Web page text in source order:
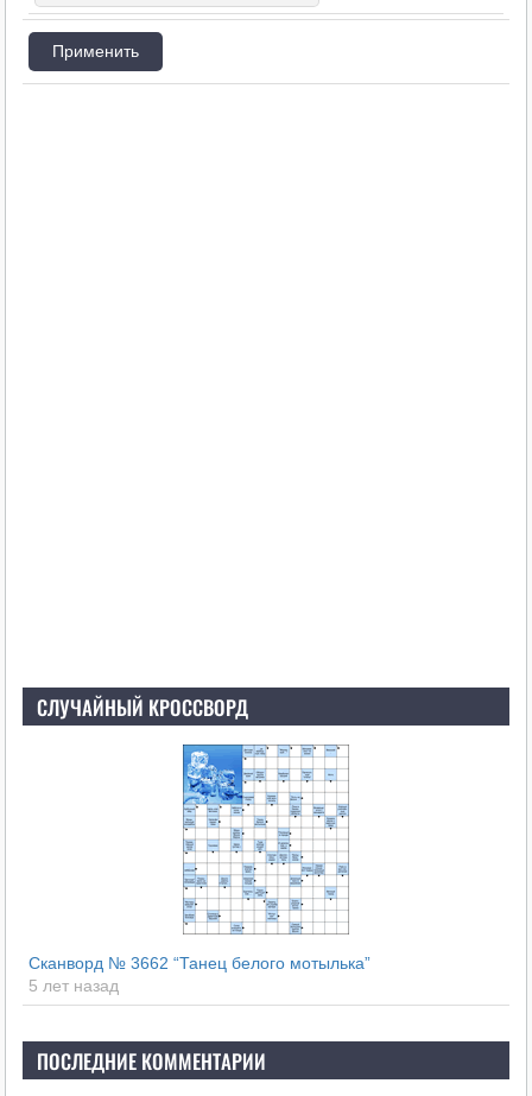
СЛУЧАЙНЫЙ КРОССВОРД
Сканворд № 3662 “Танец белого мотылька”
5 лет назад
ПОСЛЕДНИЕ КОММЕНТАРИИ